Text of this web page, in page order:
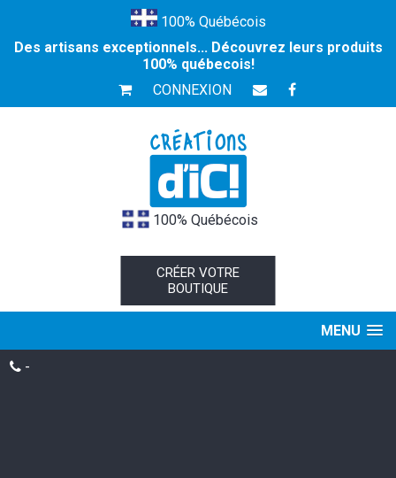
100% Québécois
Des artisans exceptionnels... Découvrez leurs produits
100% québecois!
CONNEXION
100% Québécois
CRÉER VOTRE
BOUTIQUE
MENU
-